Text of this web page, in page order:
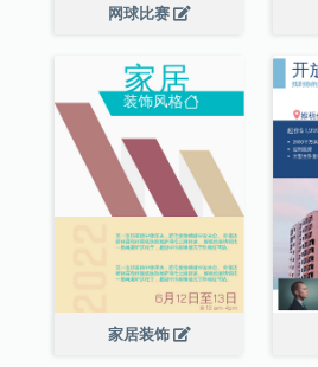
网球比赛
家居装饰